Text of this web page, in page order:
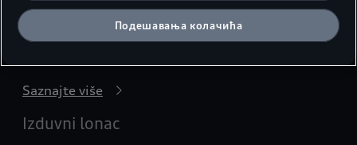
Saznajte više
Izduvni lonac
Подешавања колачића